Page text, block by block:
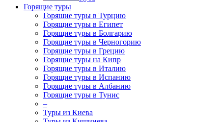
Горящие туры
Горящие туры в Турцию
Горящие туры в Египет
Горящие туры в Болгарию
Горящие туры в Черногорию
Горящие туры в Грецию
Горящие туры на Кипр
Горящие туры в Италию
Горящие туры в Испанию
Горящие туры в Албанию
Горящие туры в Тунис
–
Туры из Киева